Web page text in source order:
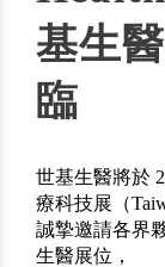
基生
臨
世基生醫將於
療科技展（
誠摯邀請各界
生醫展位，